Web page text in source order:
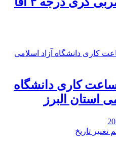
کاری دانشگاه
استان البرز